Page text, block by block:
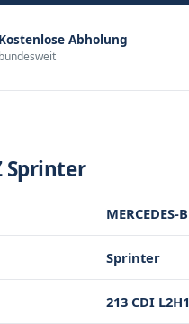
Kostenlose Abholung
bundesweit
Sprinter
MERCEDES-
Sprinter
213 CDI L2H1